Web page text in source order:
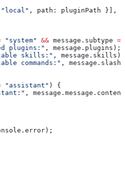
"local" , path: pluginPath }],
"system" && message . subtype
plugins:" , message . plugins );
skills:" , message . skills );
commands:" , message .
"assistant" ) {
, message . message . content
. error );